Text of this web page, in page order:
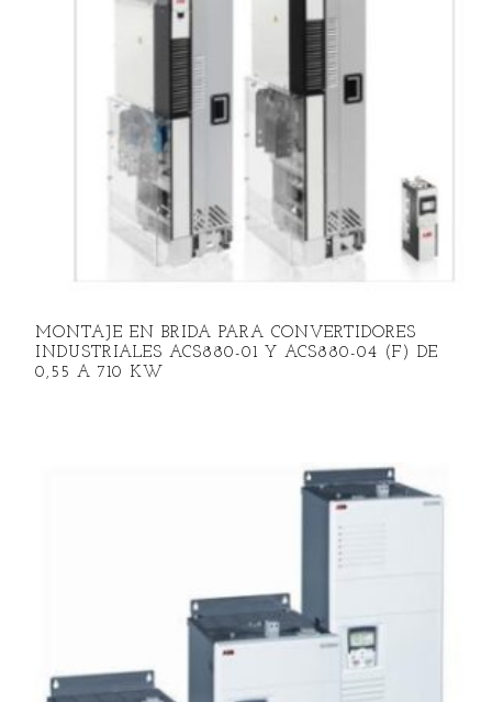
MONTAJE EN BRIDA PARA CONVERTIDORES
INDUSTRIALES ACS880-01 Y ACS880-04 (F) DE
0,55 A 710 KW